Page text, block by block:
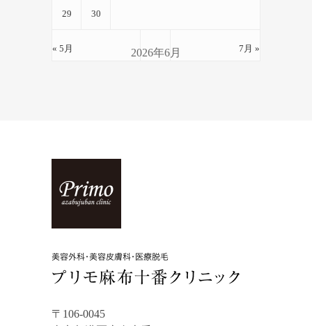
2026年6月
« 5月 7月 »
29 30
〒106-0045